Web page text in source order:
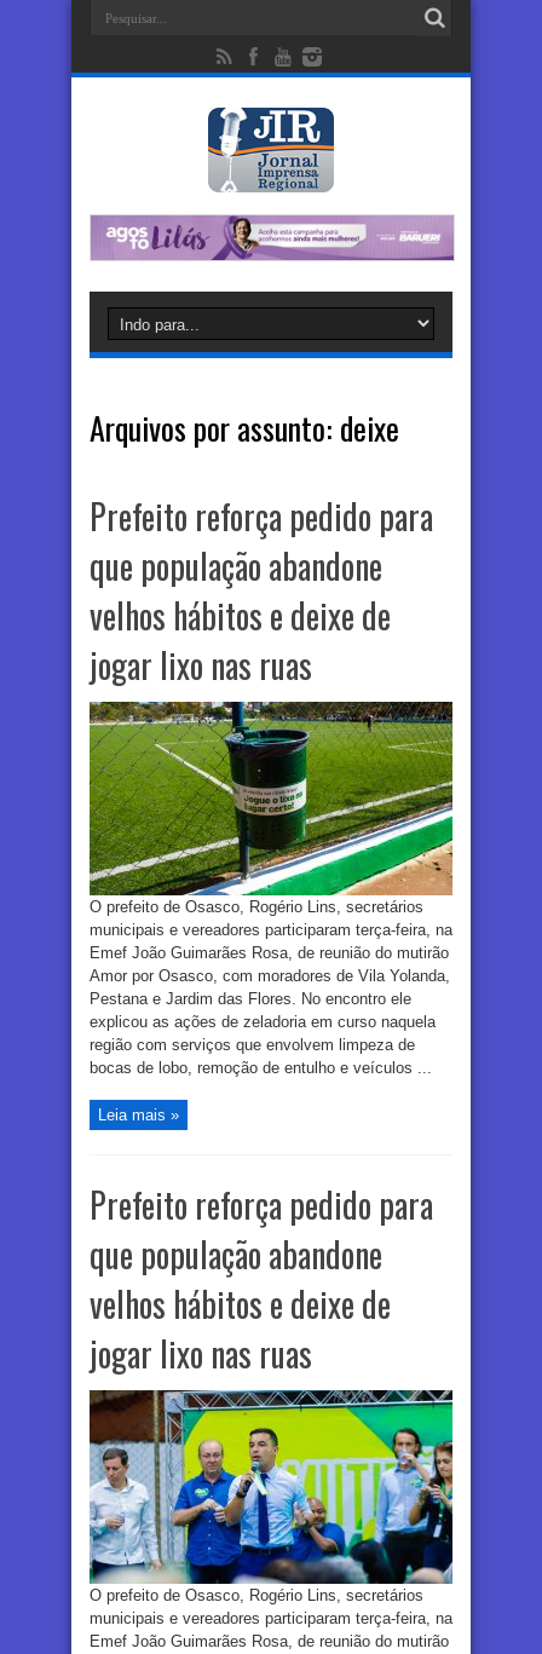
Arquivos por assunto: deixe
Prefeito reforça pedido para
que população abandone
velhos hábitos e deixe de
jogar lixo nas ruas
O prefeito de Osasco, Rogério Lins, secretários
municipais e vereadores participaram terça-feira, na
Emef João Guimarães Rosa, de reunião do mutirão
Amor por Osasco, com moradores de Vila Yolanda,
Pestana e Jardim das Flores. No encontro ele
explicou as ações de zeladoria em curso naquela
região com serviços que envolvem limpeza de
bocas de lobo, remoção de entulho e veículos ...
Leia mais »
Prefeito reforça pedido para
que população abandone
velhos hábitos e deixe de
jogar lixo nas ruas
O prefeito de Osasco, Rogério Lins, secretários
municipais e vereadores participaram terça-feira, na
Emef João Guimarães Rosa, de reunião do mutirão